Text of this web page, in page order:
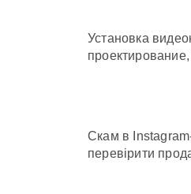
Установка
Скам в
перевірити